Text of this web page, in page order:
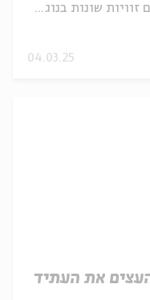
זוויות שונות בנוג...
04.03.25
את העתיד